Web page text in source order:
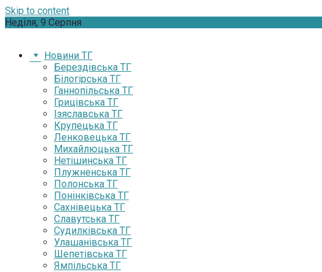
Skip to content
Неділя, 9 Серпня
Новини ТГ
Берездівська ТГ
Білогірська ТГ
Ганнопільська ТГ
Грицівська ТГ
Ізяславська ТГ
Крупецька ТГ
Ленковецька ТГ
Михайлюцька ТГ
Нетішинська ТГ
Плужненська ТГ
Полонська ТГ
Понінківська ТГ
Сахнівецька ТГ
Славутська ТГ
Судилківська ТГ
Улашанівська ТГ
Шепетівська ТГ
Ямпільська ТГ